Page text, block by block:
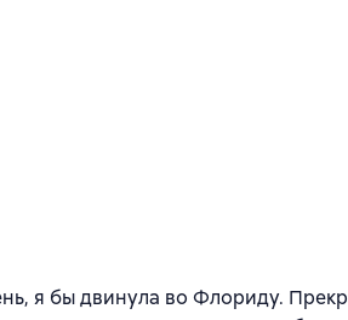
я бы двинула во Флориду.